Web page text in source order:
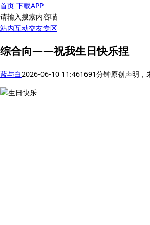
首页 下载APP
请输入搜索内容喵
站内互动交友专区
综合向——祝我生日快乐捏
蓝与白2026-06-10 11:461691分钟原创声明，